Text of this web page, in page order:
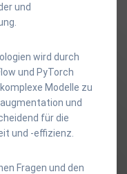
und
wird durch
und PyTorch
Modelle zu
und
für die
und -effizienz.
Fragen und den